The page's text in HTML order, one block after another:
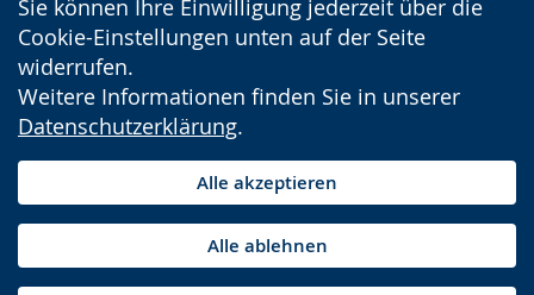
Sie können Ihre Einwilligung jederzeit über die
Cookie-Einstellungen unten auf der Seite
widerrufen.
Weitere Informationen finden Sie in unserer
Datenschutzerklärung.
Alle akzeptieren
Alle ablehnen